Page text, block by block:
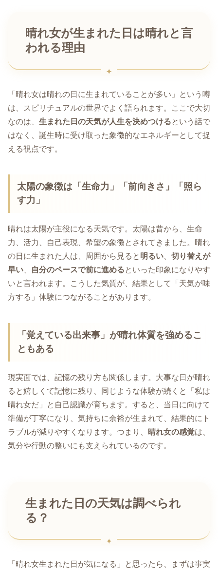
晴れ女が生まれた日は晴れと言
われる理由
「晴れ女は晴れの日に生まれていることが多い」という噂
は、スピリチュアルの世界でよく語られます。ここで大切
なのは、 生まれた日の天気が人生を決めつけるという話で
はなく、誕生時に受け取った象徴的なエネルギーとして捉
える視点です。
太陽の象徴は「生命力」「前向きさ」「照ら
す力」
晴れは太陽が主役になる天気です。太陽は昔から、生命
力、活力、自己表現、希望の象徴とされてきました。晴れ
の日に生まれた人は、周囲から見ると 明るい
切り替えが
早い
自分のペースで前に進めるといった印象になりやす
いと言われます。こうした気質が、結果として「天気が味
方する」体験につながることがあります。
「覚えている出来事」が晴れ体質を強めるこ
ともある
現実面では、記憶の残り方も関係します。大事な日が晴れ
ると嬉しくて記憶に残り、同じような体験が続くと「私は
晴れ女だ」と自己認識が育ちます。すると、当日に向けて
準備が丁寧になり、気持ちに余裕が生まれて、結果的にト
ラブルが減りやすくなります。つまり、
晴れ女の感覚は、
気分や行動の整いにも支えられているのです。
生まれた日の天気は調べられ
る？
「晴れ女生まれた日が気になる」と思ったら、まずは事実